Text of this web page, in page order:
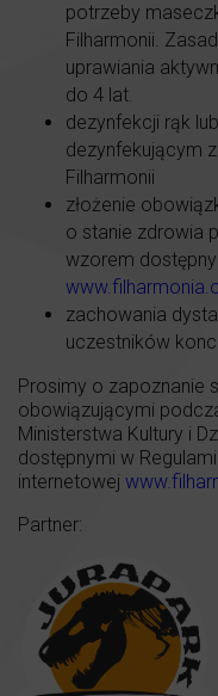
potrzeby
Filharmonii.
uprawiania
do 4 lat.
dezynfekcji rąk
dezynfekującym
Filharmonii
złożenie
o stanie zdrowia
wzorem
zachowania
uczestników
Prosimy o zapoznanie
obowiązującymi
Ministerstwa Kultury i
dostępnymi w
internetowej
Partner: